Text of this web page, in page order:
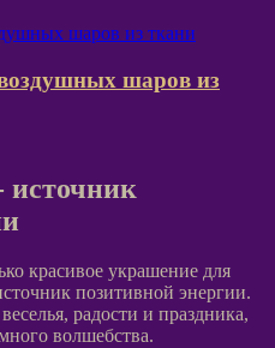
шаров из
красивое украшение для
позитивной энергии.
радости и праздника,
волшебства.